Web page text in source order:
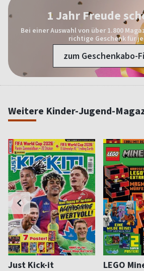
1 Jahr Freude
Bei einer Auswahl von über 1.800
richtige Geschenk für
zum Geschenkabo-
Weitere Kinder-Jugend-
Just Kick-it LEGO